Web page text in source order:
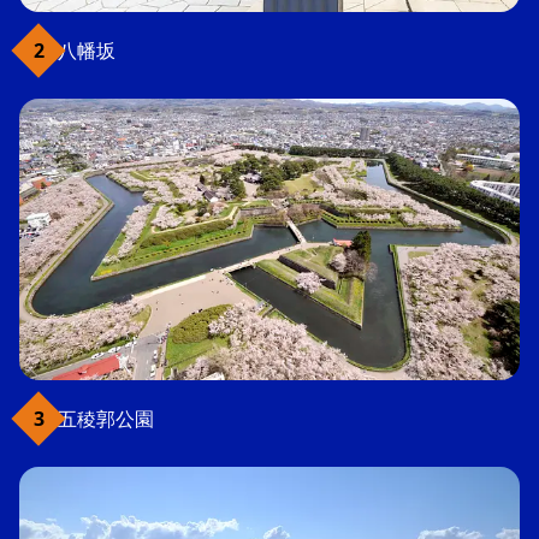
八幡坂
五稜郭公園